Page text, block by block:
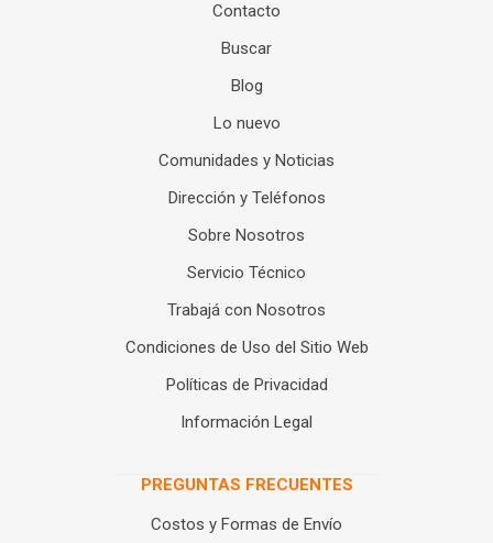
Contacto
Buscar
Blog
Lo nuevo
Comunidades y Noticias
Dirección y Teléfonos
Sobre Nosotros
Servicio Técnico
Trabajá con Nosotros
Condiciones de Uso del Sitio Web
Políticas de Privacidad
Información Legal
PREGUNTAS FRECUENTES
Costos y Formas de Envío